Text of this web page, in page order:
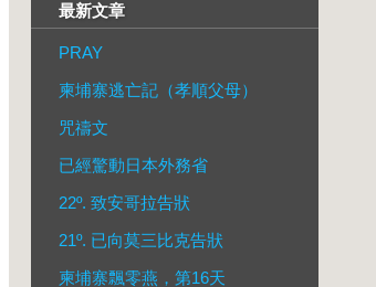
最新文章
PRAY
柬埔寨逃亡記（孝順父母）
咒禱文
已經驚動日本外務省
22º. 致安哥拉告狀
21º. 已向莫三比克告狀
柬埔寨飄零燕，第16天